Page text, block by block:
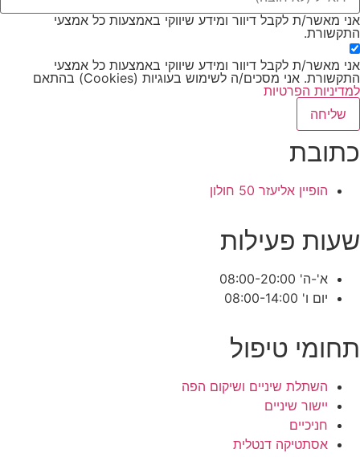
אני מאשר/ת לקבל דיוור ומידע שיווקי באמצעות כל אמצעי
התקשורת.
אני מאשר/ת לקבל דיוור ומידע שיווקי באמצעות כל אמצעי
התקשורת. אני מסכים/ה לשימוש בעוגיות (Cookies) בהתאם
למדיניות הפרטיות
שליחה
כתובת
הופיין אליעזר 50 חולון
שעות פעילות
א'-ה' 08:00-20:00
יום ו' 08:00-14:00
תחומי טיפול
השתלת שיניים ושיקום הפה
יישור שיניים
חניכיים
אסתטיקה דנטלית